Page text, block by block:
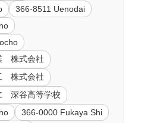
366-8511 Uenodai
株式会社
株式会社
深谷高等学校
366-0000 Fukaya Shi